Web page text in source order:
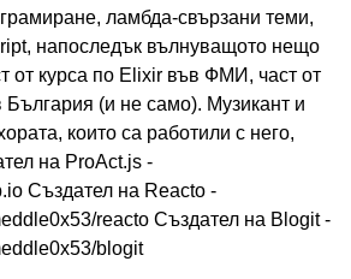
ламбда-свързани теми,
напоследък вълнуващото нещо
от курса по Elixir във ФМИ, част от
(и не само). Музикант и
които са работили с него,
на ProAct.js -
Създател на Reacto -
reacto Създател на Blogit -
blogit